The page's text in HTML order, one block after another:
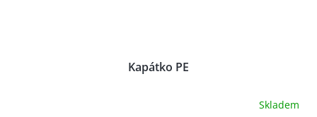
Kapátko PE
Skladem